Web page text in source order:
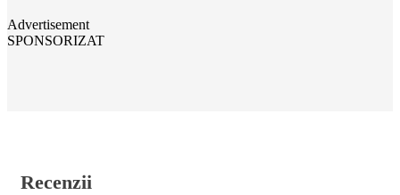
Advertisement
SPONSORIZAT
Recenzii